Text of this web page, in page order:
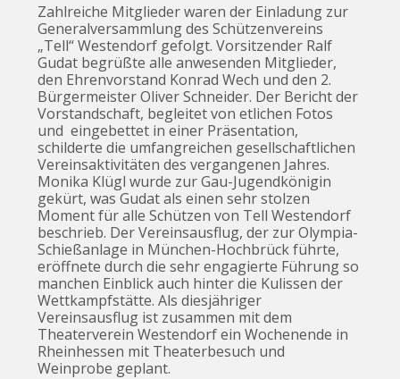
Zahlreiche Mitglieder waren der Einladung zur
Generalversammlung des Schützenvereins
„Tell“ Westendorf gefolgt. Vorsitzender Ralf
Gudat begrüßte alle anwesenden Mitglieder,
den Ehrenvorstand Konrad Wech und den 2.
Bürgermeister Oliver Schneider. Der Bericht der
Vorstandschaft, begleitet von etlichen Fotos
und eingebettet in einer Präsentation,
schilderte die umfangreichen gesellschaftlichen
Vereinsaktivitäten des vergangenen Jahres.
Monika Klügl wurde zur Gau-Jugendkönigin
gekürt, was Gudat als einen sehr stolzen
Moment für alle Schützen von Tell Westendorf
beschrieb. Der Vereinsausflug, der zur Olympia-
Schießanlage in München-Hochbrück führte,
eröffnete durch die sehr engagierte Führung so
manchen Einblick auch hinter die Kulissen der
Wettkampfstätte. Als diesjähriger
Vereinsausflug ist zusammen mit dem
Theaterverein Westendorf ein Wochenende in
Rheinhessen mit Theaterbesuch und
Weinprobe geplant.